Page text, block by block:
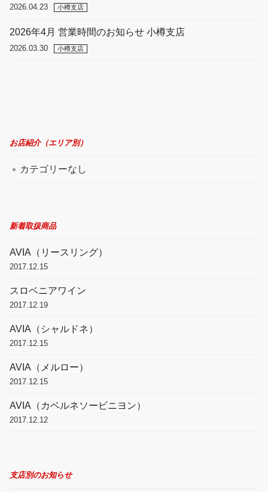
2026.04.23 小樽支店
2026年4月 営業時間のお知らせ 小樽支店
2026.03.30 小樽支店
お店紹介（エリア別）
カテゴリーなし
新着取扱商品
AVIA（リースリング）
2017.12.15
スロベニアワイン
2017.12.19
AVIA（シャルドネ）
2017.12.15
AVIA（メルロー）
2017.12.15
AVIA（カベルネソービニヨン）
2017.12.12
支店別のお知らせ